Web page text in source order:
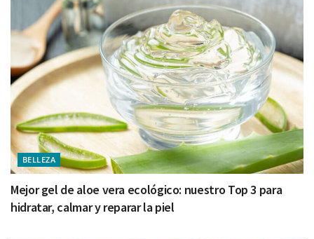
BELLEZA
Mejor gel de aloe vera ecológico: nuestro Top 3 para
hidratar, calmar y reparar la piel